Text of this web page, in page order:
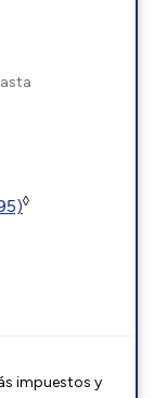
◊
impuestos y